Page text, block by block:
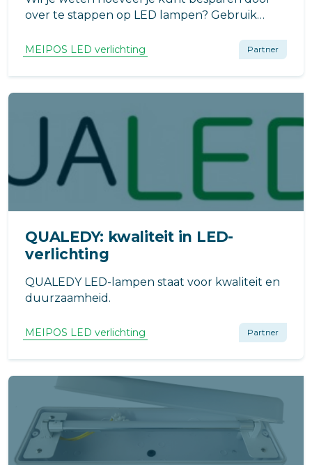
over te stappen op LED lampen? Gebruik
MEIPOS LED verlichting Partner
QUALEDY: kwaliteit in LED-
verlichting
QUALEDY LED-lampen staat voor kwaliteit en
duurzaamheid.
MEIPOS LED verlichting Partner